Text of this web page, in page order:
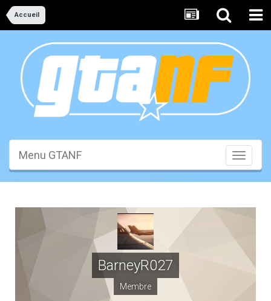
Accueil
Toggle
Menu GTANF
BarneyR027
Membre